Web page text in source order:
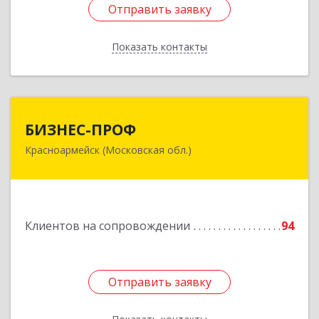
Отправить заявку
Показать контакты
Отправить заявку
Назад
БИЗНЕС-ПРОФ
Красноармейск (Московская обл.)
Клиентов на сопровождении 94
Отправить заявку
141290, Московская обл, Красноармейск г,
Отправить заявку